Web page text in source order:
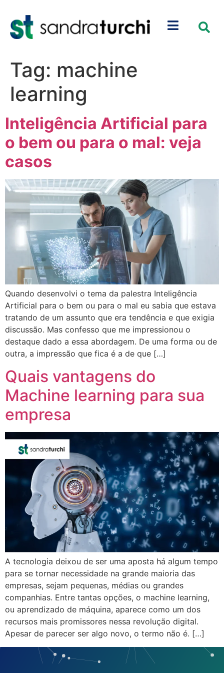
Tag: machine
learning
Inteligência Artificial para
o bem ou para o mal: veja
casos
Quando desenvolvi o tema da palestra Inteligência
Artificial para o bem ou para o mal eu sabia que estava
tratando de um assunto que era tendência e que exigia
discussão. Mas confesso que me impressionou o
destaque dado a essa abordagem. De uma forma ou de
outra, a impressão que fica é a de que […]
Quais vantagens do
Machine learning para sua
empresa
A tecnologia deixou de ser uma aposta há algum tempo
para se tornar necessidade na grande maioria das
empresas, sejam pequenas, médias ou grandes
companhias. Entre tantas opções, o machine learning,
ou aprendizado de máquina, aparece como um dos
recursos mais promissores nessa revolução digital.
Apesar de parecer ser algo novo, o termo não é. […]